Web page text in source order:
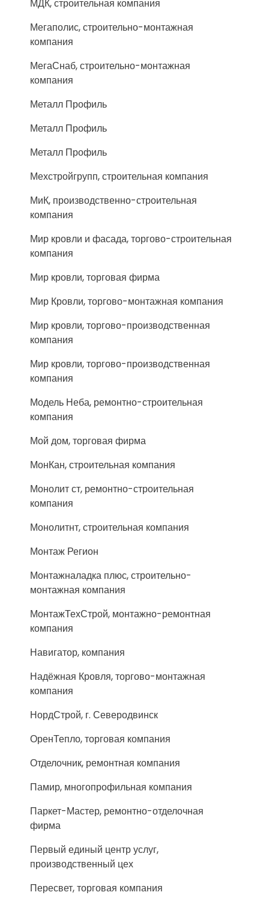
МДК, строительная компания
Мегаполис, строительно-монтажная
компания
МегаСнаб, строительно-монтажная
компания
Металл Профиль
Металл Профиль
Металл Профиль
Мехстройгрупп, строительная компания
МиК, производственно-строительная
компания
Мир кровли и фасада, торгово-строительная
компания
Мир кровли, торговая фирма
Мир Кровли, торгово-монтажная компания
Мир кровли, торгово-производственная
компания
Мир кровли, торгово-производственная
компания
Модель Неба, ремонтно-строительная
компания
Мой дом, торговая фирма
МонКан, строительная компания
Монолит ст, ремонтно-строительная
компания
Монолитнт, строительная компания
Монтаж Регион
Монтажналадка плюс, строительно-
монтажная компания
МонтажТехСтрой, монтажно-ремонтная
компания
Навигатор, компания
Надёжная Кровля, торгово-монтажная
компания
НордСтрой, г. Северодвинск
ОренТепло, торговая компания
Отделочник, ремонтная компания
Памир, многопрофильная компания
Паркет-Мастер, ремонтно-отделочная
фирма
Первый единый центр услуг,
производственный цех
Пересвет, торговая компания